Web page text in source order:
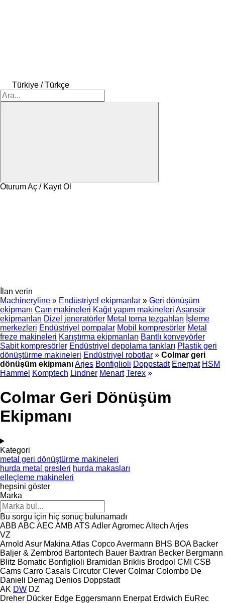
Türkiye / Türkçe
Oturum Aç / Kayıt Ol
İlan verin
Machineryline » Endüstriyel ekipmanlar » Geri dönüşüm
ekipmanı Cam makineleri Kağıt yapım makineleri Asansör
ekipmanları Dizel jeneratörler Metal torna tezgahları İşleme
merkezleri Endüstriyel pompalar Mobil kompresörler Metal
freze makineleri Karıştırma ekipmanları Bantlı konveyörler
Sabit kompresörler Endüstriyel depolama tankları Plastik geri
dönüştürme makineleri Endüstriyel robotlar » Colmar geri
dönüşüm ekipmanıArjes Bonfiglioli Doppstadt Enerpat HSM
Hammel Komptech Lindner Menart Terex »
Colmar Geri Dönüşüm
Ekipmanı
Kategori
metal geri dönüştürme makineleri
hurda metal presleri hurda makasları
elleçleme makineleri
hepsini göster
Marka
Bu sorgu için hiç sonuç bulunamadı
ABB ABC AEC AMB ATS AdlerAgromecAltech Arjes
VZ
Arnold Asur Makina Atlas CopcoAvermann BHS BOA Backer
Baljer & Zembrod Bartontech Bauer Baxtran Becker Bergmann
Blitz Bomatic Bonfiglioli Bramidan Briklis Brodpol CMI CSB
Cams Carro Casals Circutor Clever Colmar Colombo De
Danieli Demag Denios Doppstadt
AK DW DZ
Dreher Dücker Edge Eggersmann Enerpat Erdwich EuRec